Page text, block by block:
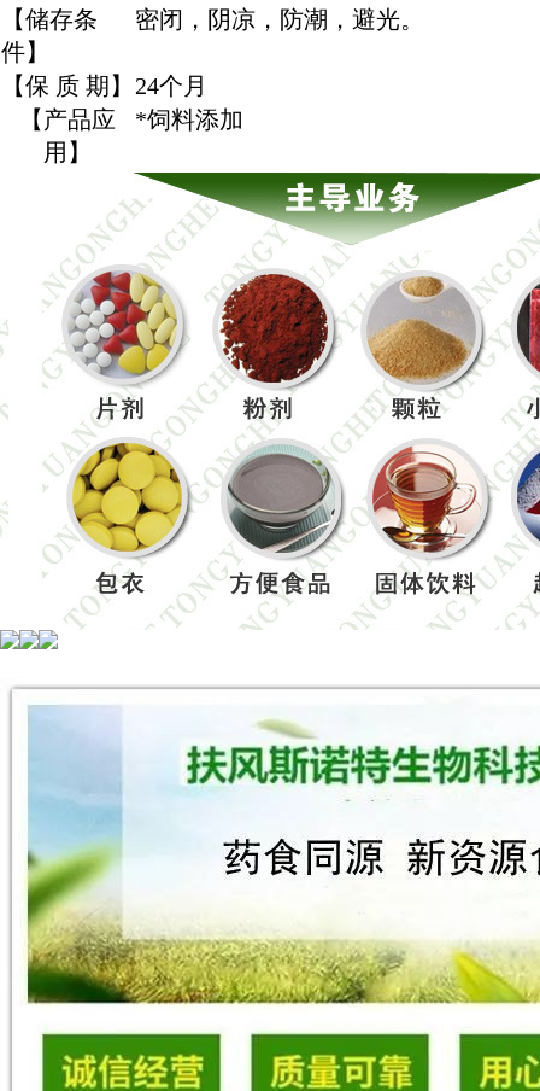
【储存条
件】
密闭，阴凉，防潮，避光。
【保 质 期】 24个月
【产品应
用】
*饲料添加